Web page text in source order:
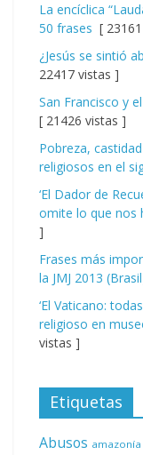
La encíclica
50 frases [
¿Jesús se sintió
22417 vistas ]
San Francisco y
[ 21426 vistas ]
Pobreza,
religiosos en el
‘El Dador de
omite lo que nos
]
Frases más
la JMJ 2013
‘El Vaticano:
religioso en
vistas ]
Etiquetas
Abusos amazonía